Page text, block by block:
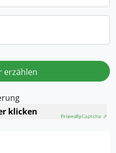
erzählen
klicken
FriendlyCaptcha ⇗